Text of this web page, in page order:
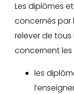
Les diplômes
concernés par
relever de tous
concernent
les